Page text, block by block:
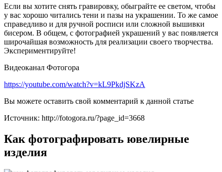
Если вы хотите снять гравировку, обыграйте ее светом, чтобы
у вас хорошо читались тени и пазы на украшении. То же самое
справедливо и для ручной росписи или сложной вышивки
бисером. В общем, с фотографией украшений у вас появляется
широчайшая возможность для реализации своего творчества.
Экспериментируйте!
Видеоканал Фотогора
https://youtube.com/watch?v=kL9PkdjSKzA
Вы можете оставить свой комментарий к данной статье
Источник: http://fotogora.ru/?page_id=3668
Как фотографировать ювелирные
изделия